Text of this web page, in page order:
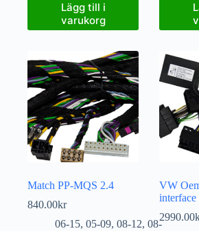
Lägg till i
varukorg
Match PP-MQS 2.4
840.00kr
06-15, 05-09, 08-12, 08-
VW
2990.00